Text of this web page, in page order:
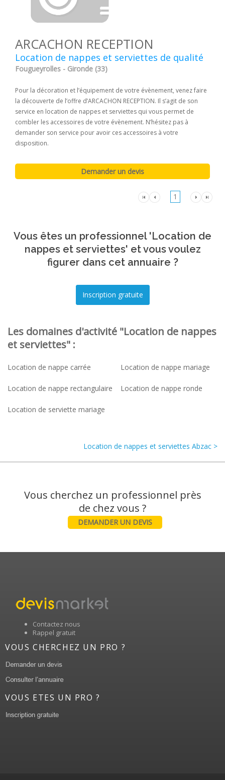
ARCACHON RECEPTION
Location de nappes et serviettes de qualité
Fougueyrolles - Gironde (33)
Pour la décoration et l’équipement de votre évènement, venez faire
la découverte de l’offre d’ARCACHON RECEPTION. Il s’agit de son
service en location de nappes et serviettes qui vous permet de
combler les accessoires de votre évènement. N’hésitez pas à
demander son service pour avoir ces accessoires à votre
disposition.
1
Vous êtes un professionnel 'Location de
nappes et serviettes' et vous voulez
figurer dans cet annuaire ?
Les domaines d'activité "Location de nappes
et serviettes" :
Location de nappe carrée Location de nappe mariage
Location de nappe rectangulaire Location de nappe ronde
Location de serviette mariage
Location de nappes et serviettes Abzac >
Vous cherchez un professionnel près
DEMANDER UN DEVIS
Contactez nous
Rappel gratuit
VOUS CHERCHEZ UN PRO ?
VOUS ETES UN PRO ?